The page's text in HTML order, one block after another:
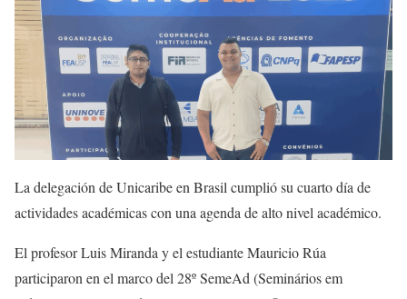
La delegación de Unicaribe en Brasil cumplió su cuarto día de
actividades académicas con una agenda de alto nivel académico.
El profesor Luis Miranda y el estudiante Mauricio Rúa
participaron en el marco del 28º SemeAd (Seminários em